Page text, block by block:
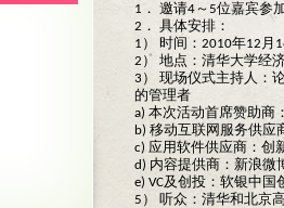
1． 邀请4～5位嘉宾参
2． 具体安排：
1） 时间：2010年12月
2） 地点：清华大学经
3） 现场仪式主持人：
的管理者
a) 本次活动首席赞助商
b) 移动互联网服务供应
c) 应用软件供应商：创
d) 内容提供商：新浪微
e) VC及创投：软银中国
5） 听众：清华和北京